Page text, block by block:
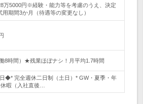
万5000円※経験・能力等を考慮のうえ、決定
期間3か月（待遇等の変更なし）
8時間）★残業ほぼナシ！月平均1.7時間
◆* 完全週休二日制（土日）* GW・夏季・年
暇（入社直後…